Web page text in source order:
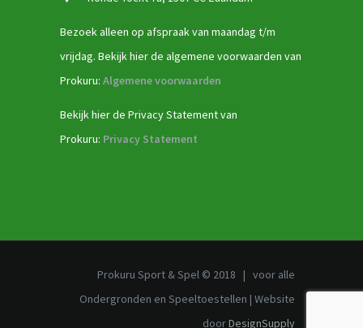
Bezoek alleen op afspraak van maandag t/m
vrijdag. Bekijk hier de algemene voorwaarden van
Prokuru: Algemene voorwaarden
Bekijk hier de Privacy Statement van
Prokuru: Privacy Statement
Prokuru Sport & Spel © 2018 | voor alle
Ondergronden en Speeltoestellen | Website
doorDesignSupply